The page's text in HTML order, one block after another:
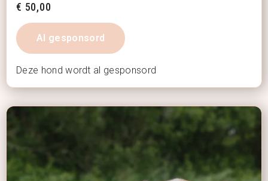
€ 50,00
Al gesponsord
Deze hond wordt al gesponsord